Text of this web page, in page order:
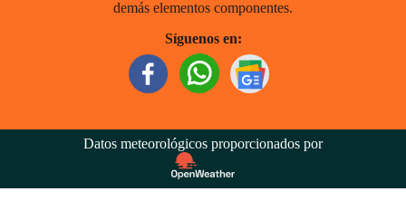
demás elementos componentes.
Síguenos en:
Datos meteorológicos proporcionados por